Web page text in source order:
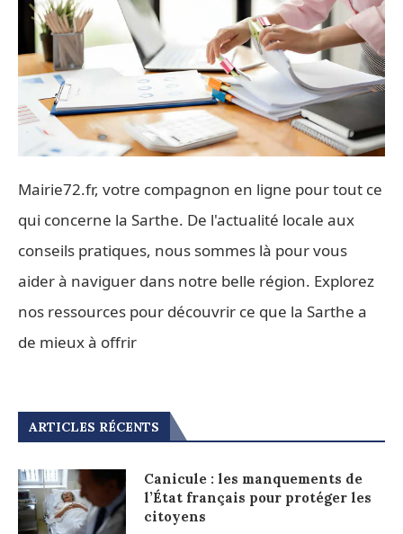
Mairie72.fr, votre compagnon en ligne pour tout ce
qui concerne la Sarthe. De l'actualité locale aux
conseils pratiques, nous sommes là pour vous
aider à naviguer dans notre belle région. Explorez
nos ressources pour découvrir ce que la Sarthe a
de mieux à offrir
ARTICLES RÉCENTS
Canicule : les manquements de
l’État français pour protéger les
citoyens